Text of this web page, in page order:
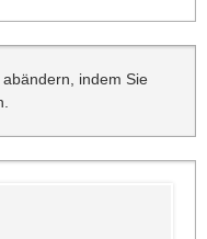
indem Sie